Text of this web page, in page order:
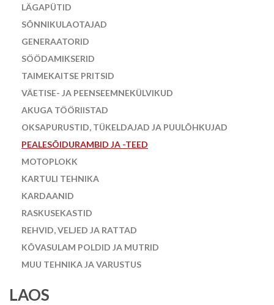
LÄGAPÜTID
SÕNNIKULAOTAJAD
GENERAATORID
SÖÖDAMIKSERID
TAIMEKAITSE PRITSID
VÄETISE- JA PEENSEEMNEKÜLVIKUD
AKUGA TÖÖRIISTAD
OKSAPURUSTID, TÜKELDAJAD JA PUULÕHKUJAD
PEALESÕIDURAMBID JA -TEED
MOTOPLOKK
KARTULI TEHNIKA
KARDAANID
RASKUSEKASTID
REHVID, VELJED JA RATTAD
KÕVASULAM POLDID JA MUTRID
MUU TEHNIKA JA VARUSTUS
LAOS